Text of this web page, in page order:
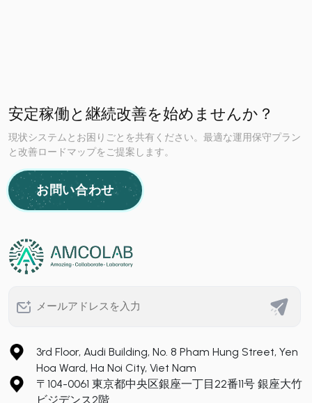
安定稼働と継続改善を始めませんか？
現状システムとお困りごとを共有ください。最適な運用保守プラン
と改善ロードマップをご提案します。
お問い合わせ
3rd Floor, Audi Building, No. 8 Pham Hung Street, Yen
Hoa Ward, Ha Noi City, Viet Nam
〒104-0061 東京都中央区銀座一丁目22番11号 銀座大竹
ビジデンス2階